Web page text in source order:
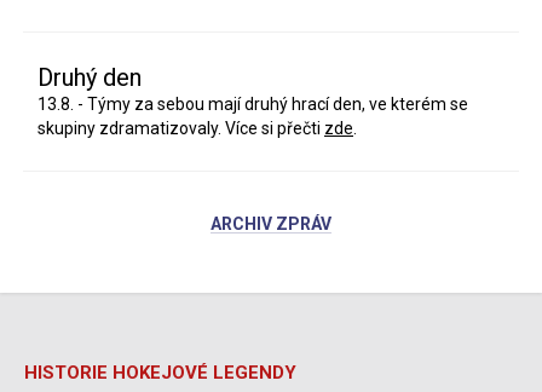
Druhý den
13.8. - Týmy za sebou mají druhý hrací den, ve kterém se
skupiny zdramatizovaly. Více si přečti zde
ARCHIV ZPRÁV
HISTORIE HOKEJOVÉ LEGENDY